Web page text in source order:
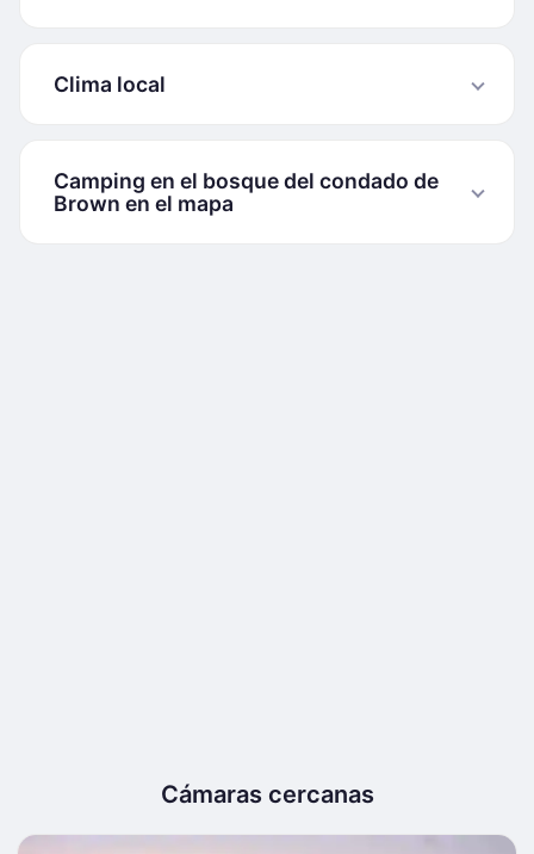
Clima local
Camping en el bosque del condado de
Brown en el mapa
Cámaras cercanas